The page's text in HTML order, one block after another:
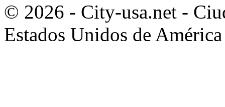
© 2026 - City-usa.net -
Estados Unidos de América